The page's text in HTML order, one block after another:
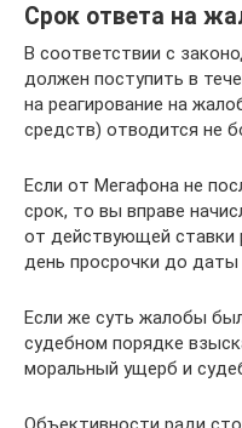
Срок ответа на
В соответствии с
должен поступить в
на реагирование на
средств) отводится не
Если от Мегафона не
срок, то вы вправе
от действующей ставки
день просрочки до
Если же суть жалобы
судебном порядке
моральный ущерб и